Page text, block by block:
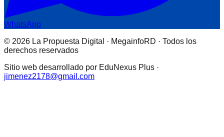
WhatsApp
© 2026 La Propuesta Digital · MegainfoRD · Todos los
derechos reservados
Sitio web desarrollado por EduNexus Plus ·
jimenez2178@gmail.com